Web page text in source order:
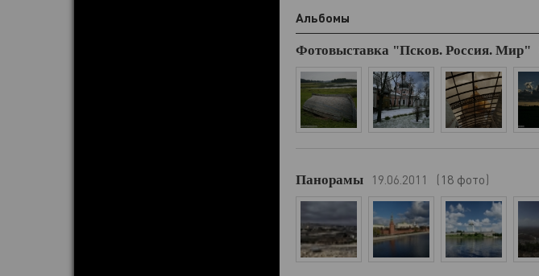
Альбомы
Фотовыставка "Псков. Россия. Мир"
Панорамы 19.06.2011 ( 18 фото)